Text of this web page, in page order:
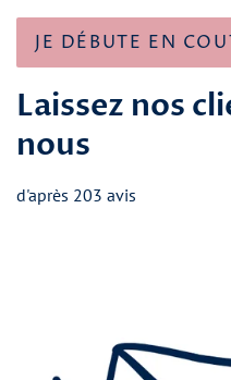
JE DÉBUTE EN
Laissez nos
nous
d'après 203 avis